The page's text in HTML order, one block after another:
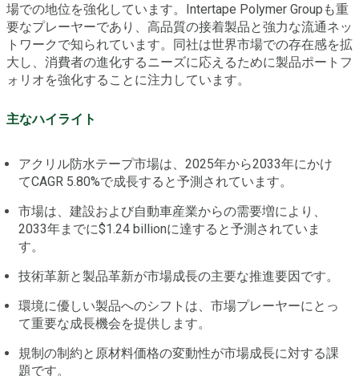
場での地位を強化しています。Intertape Polymer Groupも重
要なプレーヤーであり、高品質の接着製品と強力な流通ネッ
トワークで知られています。同社は世界市場での存在感を拡
大し、消費者の進化するニーズに応えるために製品ポートフ
ォリオを強化することに注力しています。
主なハイライト
アクリル防水テープ市場は、2025年から2033年にかけ
てCAGR 5.80%で成長すると予測されています。
市場は、建設および自動車産業からの需要増により、
2033年までに$1.24 billionに達すると予測されていま
す。
技術革新と製品革新が市場成長の主要な推進要因です。
環境に優しい製品へのシフトは、市場プレーヤーにとっ
て重要な成長機会を提供します。
規制の制約と原材料価格の変動性が市場成長に対する課
題です。